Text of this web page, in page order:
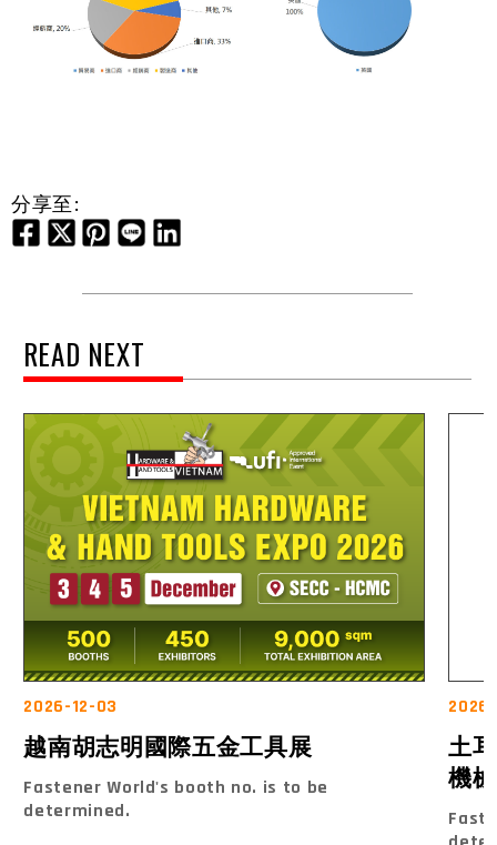
分享至:
READ NEXT
2026-12-03
越南胡志明國際五金工具展
Fastener World's booth no. is to be
determined.
土
機